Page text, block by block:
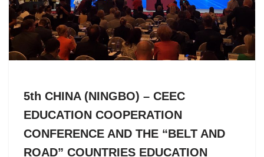
5th CHINA (NINGBO) – CEEC
EDUCATION COOPERATION
CONFERENCE AND THE “BELT AND
ROAD” COUNTRIES EDUCATION